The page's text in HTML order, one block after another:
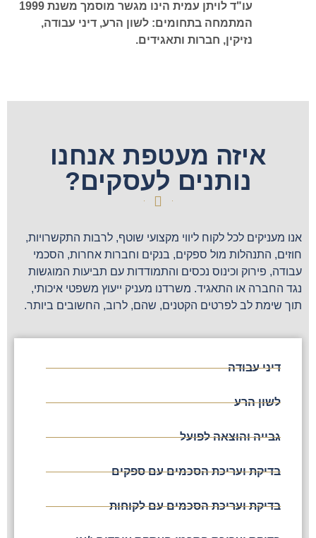
עו"ד לויתן עמית הינו מגשר מוסמך משנת 1999
המתמחה בתחומים: לשון הרע, דיני עבודה,
נזיקין, חברות ותאגידים.
איזה מעטפת אנחנו
נותנים לעסקים?
אנו מעניקים לכל לקוח ליווי מקצועי שוטף, לרבות התקשרויות,
חוזים, התנהלות מול ספקים, בנקים וחברות אחרות, הסכמי
עבודה, פירוק וכינוס נכסים והתמודדות עם תביעות המוגשות
נגד החברה או התאגיד. משרדנו מעניק ייעוץ משפטי איכותי,
תוך שימת לב לפרטים הקטנים, שהם, לרוב, החשובים ביותר.
דיני עבודה
לשון הרע
גבייה והוצאה לפועל
בדיקת ועריכת הסכמים עם ספקים
בדיקת ועריכת הסכמים עם לקוחות